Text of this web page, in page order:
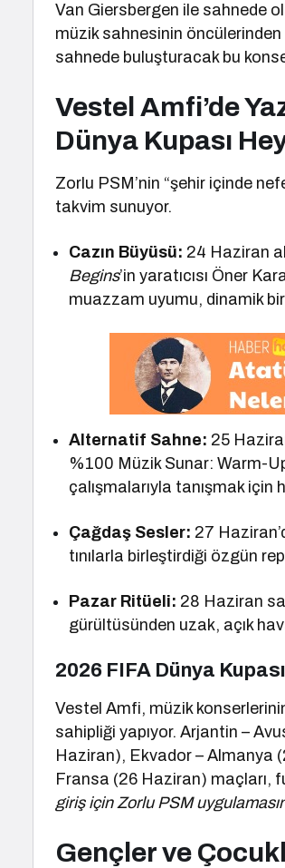
Van Giersbergen ile sahnede
müzik sahnesinin
sahnede buluşturacak bu
Vestel Amfi’de
Dünya Kupası
Zorlu PSM’nin “şehir içinde
takvim sunuyor.
Cazın Büyüsü: 24 Haziran
Begins’in yaratıcısı Öner
muazzam uyumu, dinamik
Alternatif Sahne: 25
%100 Müzik Sunar: Warm-
çalışmalarıyla tanışmak için
Çağdaş Sesler: 27
tınılarla birleştirdiği özgün
Pazar Ritüeli: 28 Haziran
gürültüsünden uzak, açık
2026 FIFA Dünya
Vestel Amfi, müzik
sahipliği yapıyor. Arjantin –
Haziran), Ekvador – Almanya
Fransa (26 Haziran) maçları,
giriş için Zorlu PSM
Gençler ve